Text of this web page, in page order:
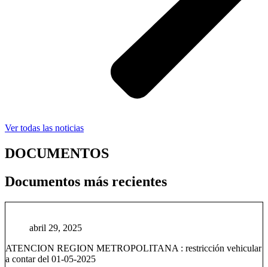
Ver todas las noticias
DOCUMENTOS
Documentos más recientes
abril 29, 2025
ATENCION REGION METROPOLITANA : restricción vehicular
a contar del 01-05-2025